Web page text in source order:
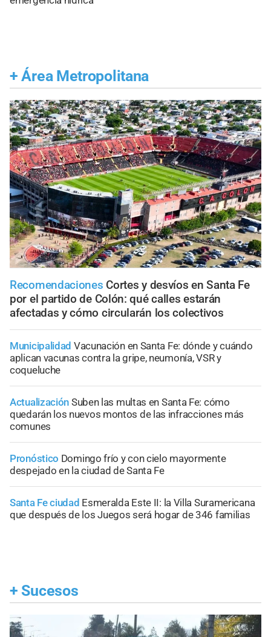
+ Área Metropolitana
Recomendaciones Cortes y desvíos en Santa Fe
por el partido de Colón: qué calles estarán
afectadas y cómo circularán los colectivos
Municipalidad Vacunación en Santa Fe: dónde y cuándo
aplican vacunas contra la gripe, neumonía, VSR y
coqueluche
Actualización Suben las multas en Santa Fe: cómo
quedarán los nuevos montos de las infracciones más
comunes
Pronóstico Domingo frío y con cielo mayormente
despejado en la ciudad de Santa Fe
Santa Fe ciudad Esmeralda Este II: la Villa Suramericana
que después de los Juegos será hogar de 346 familias
+ Sucesos